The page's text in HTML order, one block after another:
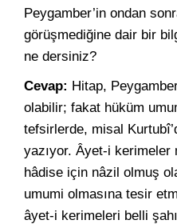
Peygamber’in ondan
görüşmediğine dair bir
ne dersiniz?
Cevap: Hitap,
olabilir; fakat hüküm
tefsirlerde, misal
yazıyor. Âyet-i kerimeler
hâdise için nâzil olmuş
umumi olmasına tesir
âyet-i kerimeleri belli